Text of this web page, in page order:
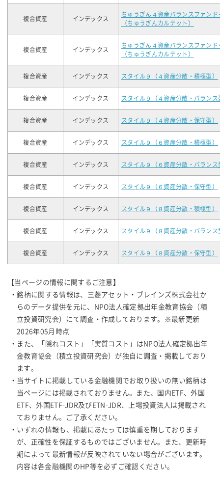
複合資産 インデックス
ちゅうぎん４資産バランスファンド
（ちゅうぎんカルテット）
複合資産 インデックス
ちゅうぎん４資産バランスファンド
（ちゅうぎんカルテット）
複合資産 インデックス スタイル９（４資産分散・積極型）
複合資産 インデックス スタイル９（４資産分散・バランス
複合資産 インデックス スタイル９（４資産分散・保守型）
複合資産 インデックス スタイル９（６資産分散・積極型）
複合資産 インデックス スタイル９（６資産分散・バランス
複合資産 インデックス スタイル９（６資産分散・保守型）
複合資産 インデックス スタイル９（８資産分散・積極型）
複合資産 インデックス スタイル９（８資産分散・バランス
複合資産 インデックス スタイル９（８資産分散・保守型）
【当ページの情報に関するご注意】
・銘柄に関する情報は、三菱アセット・ブレインズ株式会社か
らのデータ提供を元に、NPO法人確定拠出年金教育協会（積
立投資研究会）にて調査・作成しております。※最新更新
2026年05月時点
・また、「隠れコスト」「実質コスト」はNPO法人確定拠出年
金教育協会（積立投資研究会）が独自に調査・掲載しており
ます。
・当サイトに掲載している金融機関でお取り扱いの無い銘柄は
当ページには掲載されておりません。また、国内ETF、外国
ETF、外国ETF-JDR及びETN-JDR、上場投資法人は掲載され
ておりません。ご了承ください。
・いずれの情報も、掲載にあたっては慎重を期しております
が、正確性を保証するものではございません。また、更新時
期によって最新情報が反映されていない場合がございます。
内容は各金融機関のHP等を必ずご確認ください。